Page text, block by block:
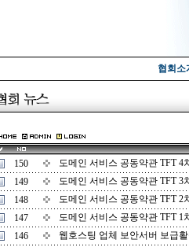
협회소
150
도메인 서비스 공동약관 TFT 4
149
도메인 서비스 공동약관 TFT 3
148
도메인 서비스 공동약관 TFT 2
147
도메인 서비스 공동약관 TFT 1
146
웹호스팅 업체 보안서버 보급